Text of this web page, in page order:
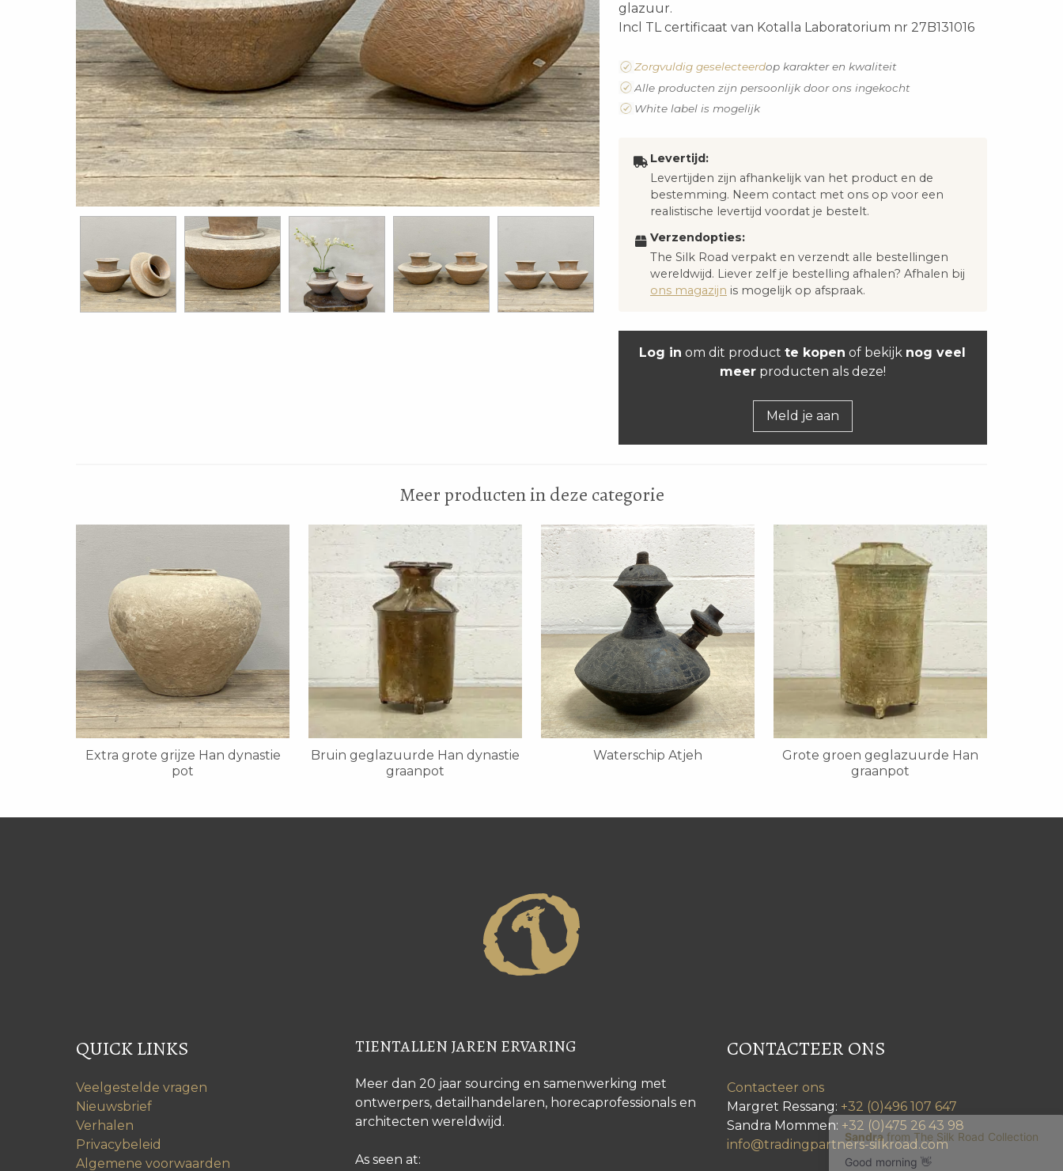
glazuur.
Incl TL certificaat van Kotalla Laboratorium nr 27B131016
Zorgvuldig geselecteerdop karakter en kwaliteit
Alle producten zijn persoonlijk door ons ingekocht
White label is mogelijk
Levertijd:
Levertijden zijn afhankelijk van het product en de
bestemming. Neem contact met ons op voor een
realistische levertijd voordat je bestelt.
Verzendopties:
The Silk Road verpakt en verzendt alle bestellingen
wereldwijd. Liever zelf je bestelling afhalen? Afhalen bij
ons magazijn is mogelijk op afspraak.
Log in om dit productte kopen of bekijk nog veel
meerproducten als deze!
Meld je aan
Meer producten in deze categorie
Extra grote grijze Han dynastie
pot
Bruin geglazuurde Han dynastie
graanpot
Waterschip Atjeh
Grote groen geglazuurde Han
graanpot
QUICK LINKS
Veelgestelde vragen
Nieuwsbrief
Verhalen
Privacybeleid
Algemene voorwaarden
TIENTALLEN JAREN ERVARING
Meer dan 20 jaar sourcing en samenwerking met
ontwerpers, detailhandelaren, horecaprofessionals en
architecten wereldwijd.
As seen at:
CONTACTEER ONS
Contacteer ons
Margret Ressang: +32 (0)496 107 647
Sandra Mommen: +32 (0)475 26 43 98
info@tradingpartners-silkroad.com